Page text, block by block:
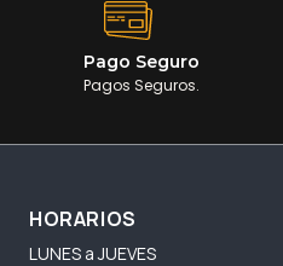
Pago Seguro
Pagos Seguros.
HORARIOS
LUNES a JUEVES